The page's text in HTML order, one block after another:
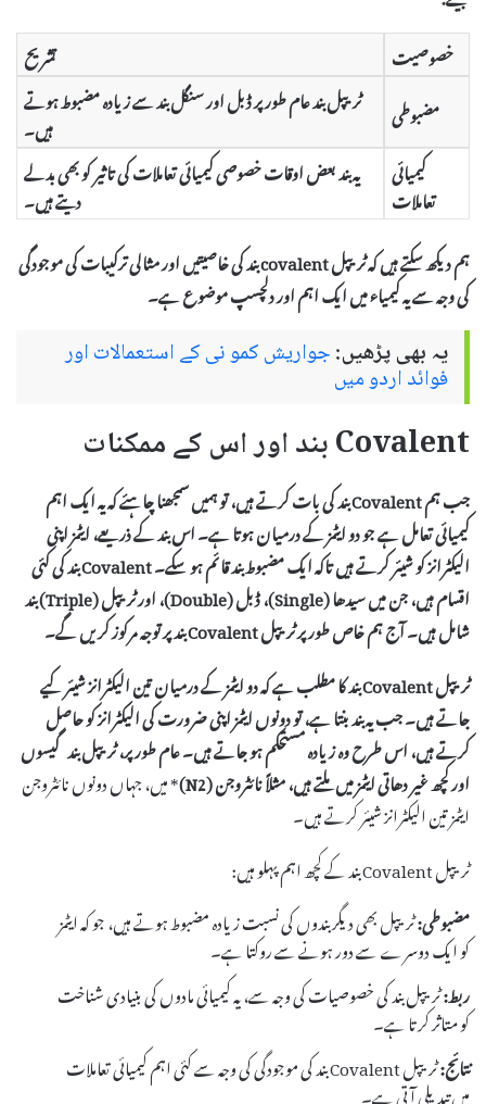
خصوصیت
تشریح
مضبوطی
ٹریپل بند عام طور پر ڈبل اور سنگل بند سے زیادہ مضبوط ہوتے
ہیں۔
کیمیائی
تعاملات
یہ بند بعض اوقات خصوصی کیمیائی تعاملات کی تاثیر کو بھی بدلے
دیتے ہیں۔
ہم دیکھ سکتے ہیں کہ ٹریپل covalent بند کی خاصیتیں اور مثالی ترکیبات کی موجودگی
کی وجہ سے یہ کیمیاء میں ایک اہم اور دلچسپ موضوع ہے۔
یہ بھی پڑھیں:جواریش کمو نی کے استعمالات اور
فوائد اردو میں
Covalent بند اور اس کے ممکنات
جب ہمCovalent بند کی بات کرتے ہیں، تو ہمیں سمجھنا چاہئے کہ یہ ایک اہم
کیمیائی تعامل ہے جو دو ایٹمز کے درمیان ہوتا ہے۔ اس بند کے ذریعے، ایٹمز اپنی
الیکٹرانز کو شیئر کرتے ہیں تاکہ ایک مضبوط بند قائم ہو سکے۔ Covalent بند کی کئی
اقسام ہیں، جن میںسیدھا (Single) ،ڈبل (Double) ، اورٹریپل (Triple) بند
شامل ہیں۔ آج ہم خاص طور پر ٹریپل Covalent بند پر توجہ مرکوز کریں گے۔
ٹریپل Covalent بند کا مطلب ہے کہ دو ایٹمز کے درمیان
تین الیکٹرانزشیئر کیے
جاتے ہیں۔ جب یہ بند بنتا ہے، تو دونوں ایٹمز اپنی ضرورت کی الیکٹرانز کو حاصل
کرتے ہیں، اس طرح وہ زیادہ مستحکم ہو جاتے ہیں۔ عام طور پر، ٹریپل بند گیسوں
اور کچھ غیر دھاتی ایٹمز میں ملتے ہیں، مثلاًنائٹروجن (N2) * میں، جہاں دونوں نائٹروجن
ایٹمز تین الیکٹرانز شیئر کرتے ہیں۔
ٹریپل Covalent بند کے کچھ اہم پہلو ہیں:
مضبوطی:ٹریپل بھی دیگر بندوں کی نسبت زیادہ مضبوط ہوتے ہیں، جو کہ ایٹمز
کو ایک دوسرے سے دور ہونے سے روکتا ہے۔
ربط:ٹریپل بند کی خصوصیات کی وجہ سے، یہ کیمیائی مادوں کی بنیادی شناخت
کو متاثر کرتا ہے۔
نتائج:
ٹریپل Covalent بند کی موجودگی کی وجہ سے کئی اہم کیمیائی تعاملات
میں تبدیلی آتی ہے۔